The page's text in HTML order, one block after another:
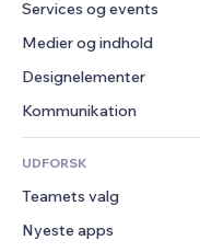
Mobil
Statistikker
Hjemmesideregister
E-mail
Apps til Webshops
Forsendelse og levering
Sælg-knapper
Bogføring
Kuponer og loyalitet
Lagerløsninger
Services og events
Hoteller
Events
Restauranter
Ejendomshandel
Bookinger
Medier og indhold
Galleri
Musik
Podcasts
Fotografi
Video
PDF
Designelementer
Kort og Navigation
Privatliv & Sikkerhed
Ur
Sideskabeloner
Billedeffekter
Formularer
Meningsmålinger
Chat
UDFORSK
Teamets valg
Nyeste apps